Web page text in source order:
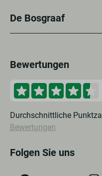
De Bosgraaf
Bewertungen
Durchschnittliche
Bewertungen
Folgen Sie uns